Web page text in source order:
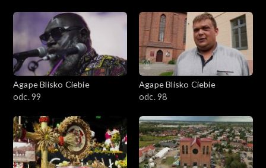
Agape Blisko Ciebie
odc. 99
Agape Blisko Ciebie
odc. 98